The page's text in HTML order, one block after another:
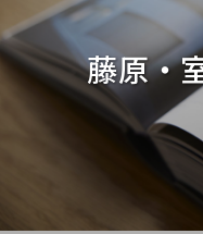
藤原・